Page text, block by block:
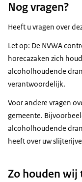
Nog vragen?
Heeft u vragen over
Let op: De NVWA
horecazaken zich
alcoholhoudende
verantwoordelijk.
Voor andere vragen
gemeente.
alcoholhoudende
heeft over uw
Zo houden wij